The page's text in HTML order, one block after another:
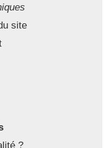
site
?